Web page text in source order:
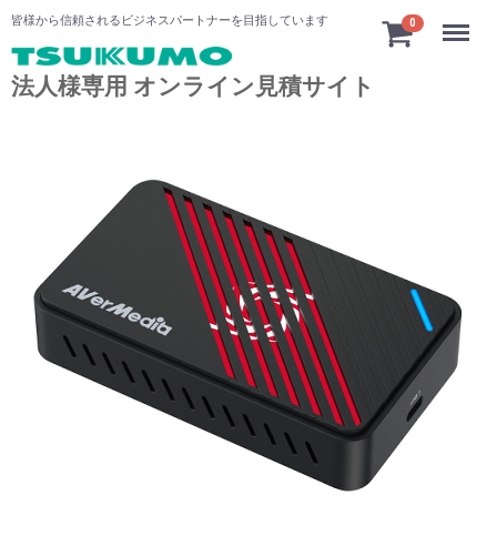
皆様から信頼されるビジネスパートナーを目指しています
法人様専用 オンライン見積サイト
0 Menu